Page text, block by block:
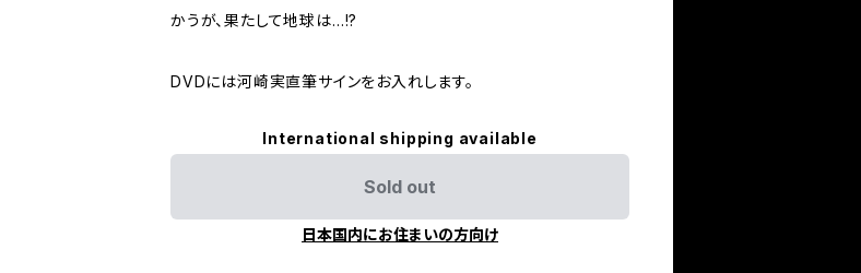
かうが、果たして地球は…!?
DVDには河崎実直筆サインをお入れします。
International shipping available
Sold out
日本国内にお住まいの方向け